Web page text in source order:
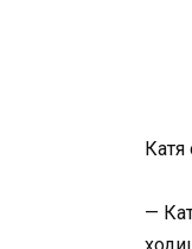
Катя
—